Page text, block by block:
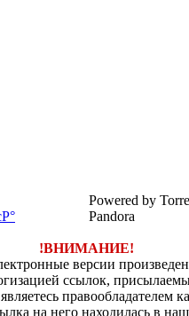
Powered by
Pandora
!ВНИМАНИЕ!
версии
ссылок,
правообладателем
на него находилась в